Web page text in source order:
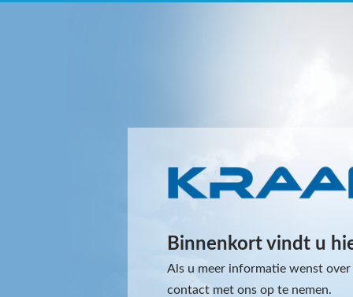
Binnenkort vindt u
Als u meer informatie wenst
contact met ons op te nemen.